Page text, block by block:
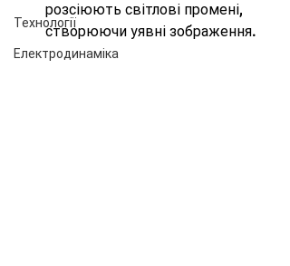
Технології
Електродинаміка
розсіюють світлові промені,
створюючи уявні зображення.